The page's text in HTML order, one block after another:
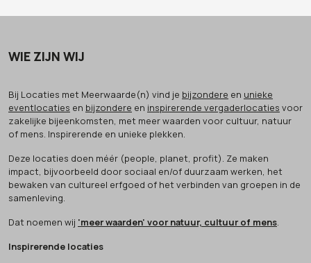
WIE ZIJN WIJ
Bij Locaties met Meerwaarde(n) vind je bijzondere en unieke
eventlocaties en bijzondere en inspirerende vergaderlocaties voor
zakelijke bijeenkomsten, met meer waarden voor cultuur, natuur
of mens. Inspirerende en unieke plekken.
Deze locaties doen méér (people, planet, profit). Ze maken
impact, bijvoorbeeld door sociaal en/of duurzaam werken, het
bewaken van cultureel erfgoed of het verbinden van groepen in de
samenleving.
Dat noemen wij 'meer waarden' voor natuur, cultuur of mens.
Inspirerende locaties